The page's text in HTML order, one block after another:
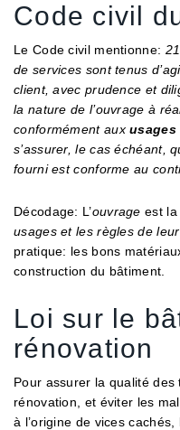
Code civil
Le Code civil mentionne:
de services sont tenus
client, avec prudence et
la nature de l’ouvrage à
conformément auxusages
s’assurer, le cas échéant,
fourni est conforme au
Décodage: L’ouvrage est la
usages et les règles de
pratique: les bons
construction du bâtiment.
Loi sur le
rénovation
Pour assurer la qualité
rénovation, et éviter les
à l’origine de vices